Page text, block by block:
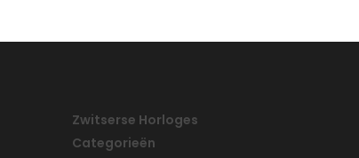
Zwitserse Horloges
Categorieën